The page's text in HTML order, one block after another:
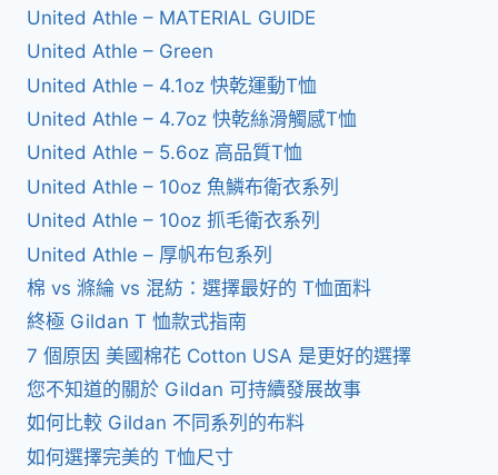
United Athle – MATERIAL GUIDE
United Athle – Green
United Athle – 4.1oz 快乾運動T恤
United Athle – 4.7oz 快乾絲滑觸感T恤
United Athle – 5.6oz 高品質T恤
United Athle – 10oz 魚鱗布衛衣系列
United Athle – 10oz 抓毛衛衣系列
United Athle – 厚帆布包系列
棉 vs 滌綸 vs 混紡：選擇最好的 T恤面料
終極 Gildan T 恤款式指南
7 個原因 美國棉花 Cotton USA 是更好的選擇
您不知道的關於 Gildan 可持續發展故事
如何比較 Gildan 不同系列的布料
如何選擇完美的 T恤尺寸